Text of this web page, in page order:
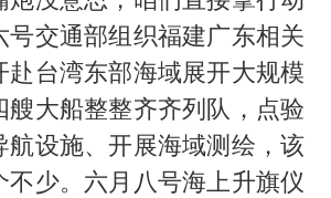
号交通部组织福建广东相关
赴台湾东部海域展开大规模
艘大船整整齐齐列队，点验
航设施、开展海域测绘，该
不少。六月八号海上升旗仪